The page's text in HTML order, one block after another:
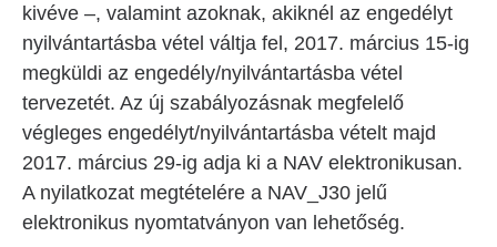
kivéve –, valamint azoknak, akiknél az engedélyt
nyilvántartásba vétel váltja fel, 2017. március 15-ig
megküldi az engedély/nyilvántartásba vétel
tervezetét. Az új szabályozásnak megfelelő
végleges engedélyt/nyilvántartásba vételt majd
2017. március 29-ig adja ki a NAV elektronikusan.
A nyilatkozat megtételére a NAV_J30 jelű
elektronikus nyomtatványon van lehetőség.